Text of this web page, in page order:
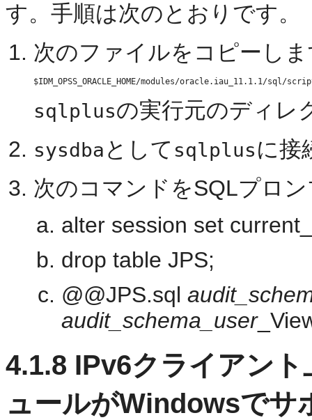
す。手順は次のとおりです。
次のファイルをコピーし
sqlplusの実行元のディレ
sysdba として sqlplusに接
次のコマンドをSQLプロ
alter session set
drop table JPS;
@@JPS.sql
audit_schema_user
4.1.8 IPv6クライアン
ュールがWindowsでサ